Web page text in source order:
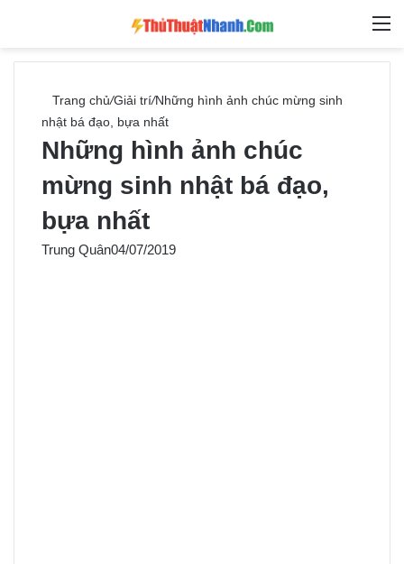
Tìm
Trang chủ/Giải trí/Những hình ảnh chúc mừng sinh
nhật bá đạo, bựa nhất
Những hình ảnh chúc
mừng sinh nhật bá đạo,
bựa nhất
Trung Quân04/07/2019